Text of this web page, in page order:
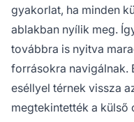
gyakorlat, ha minden
ablakban nyílik meg.
továbbra is nyitva
forrásokra navigálnak.
eséllyel térnek vissza
megtekintették a külső